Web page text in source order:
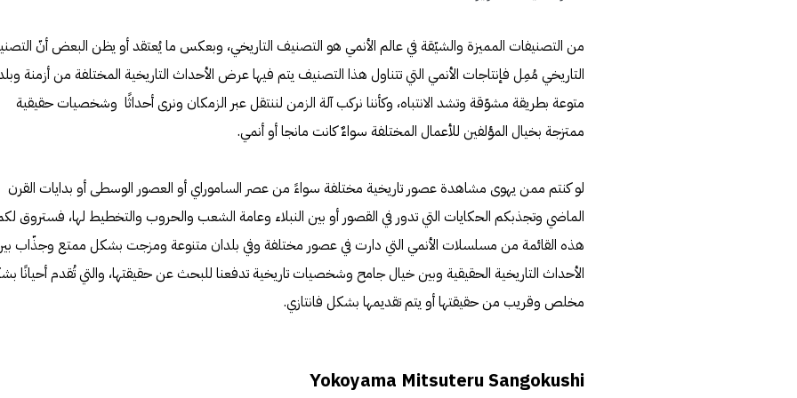
من التصنيفات المميزة والشيّقة في عالم الأنمي هو التصنيف التاريخي، وبعكس ما يُعتقد أو يظن البعض أنّ
التاريخي مُمِل فإنتاجات الأنمي التي تتناول هذا التصنيف يتم فيها عرض الأحداث التاريخية المختلفة من أزمنة
متوعة بطريقة مشوّقة وتشد الانتباه، وكأننا نركب آلة الزمن لننتقل عبر الزمكان ونرى أحداثًا وشخصيات حقيقية
ممتزجة بخيال المؤلفين للأعمال المختلفة سواءٌ كانت مانجا أو أنمي.
لو كنتم ممن يهوى مشاهدة عصور تاريخية مختلفة سواءً من عصر الساموراي أو العصور الوسطى أو بدايات القرن
الماضي وتجذبكم الحكايات التي تدور في القصور أو بين النبلاء وعامة الشعب والحروب والتخطيط لها، فستروق
هذه القائمة من مسلسلات الأنمي التي دارت في عصور مختلفة وفي بلدان متنوعة ومزجت بشكل ممتع وجذّاب
الأحداث التاريخية الحقيقية وبين خيال جامح وشخصيات تاريخية تدفعنا للبحث عن حقيقتها، والتي تُقدم أحيانًا
مخلص وقريب من حقيقتها أو يتم تقديمها بشكل فانتازي.
Yokoyama Mitsuteru Sangokushi